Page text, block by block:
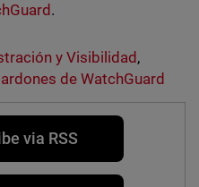
.
y Visibilidad ,
de WatchGuard
via RSS